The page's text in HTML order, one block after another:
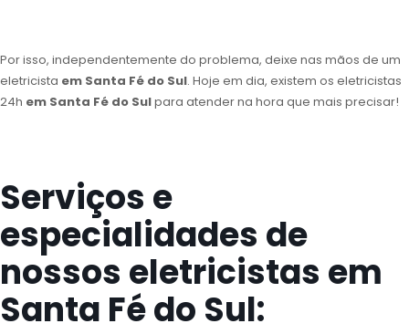
Por isso, independentemente do problema, deixe nas mãos de um
eletricista em Santa Fé do Sul. Hoje em dia, existem os eletricistas
24h em Santa Fé do Sulpara atender na hora que mais precisar!
Serviços e
especialidades de
nossos eletricistas em
Santa Fé do Sul: